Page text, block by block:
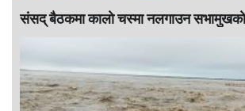
संसद् बैठकमा कालाे चस्मा नलगाउन सभामुखकाे